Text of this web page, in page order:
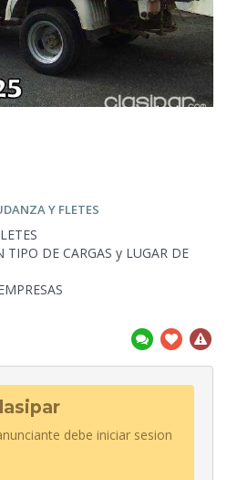
Y FLETES
TIPO DE CARGAS y LUGAR DE
debe iniciar sesion